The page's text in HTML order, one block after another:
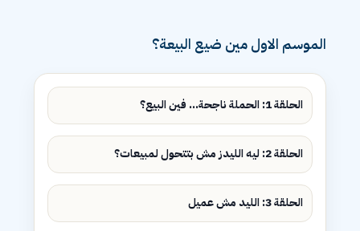
الموسم الاول مين ضيع البيعة؟
الحلقة 1: الحملة ناجحة... فين البيع؟
الحلقة 2: ليه الليدز مش بتتحول لمبيعات؟
الحلقة 3: الليد مش عميل